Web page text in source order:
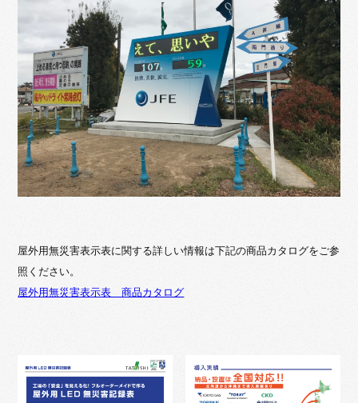
屋外用無災害表示表に関する詳しい情報は下記の商品カタログをご参
照ください。
屋外用無災害表示表 商品カタログ